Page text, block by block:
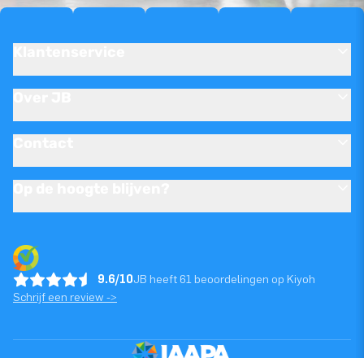
9.6/10JB heeft 61 beoordelingen op Kiyoh
Schrijf een review ->